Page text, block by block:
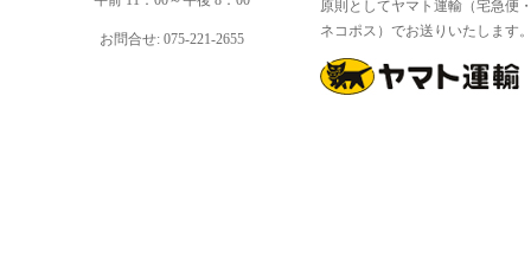
お問合せ: 075-221-2655
原則としてヤマト運輸（宅急便
ネコポス）でお送りいたします